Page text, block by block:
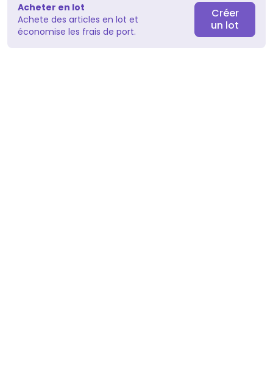
Acheter en lot
Achete des articles en lot et
économise les frais de port.
Créer
un lot